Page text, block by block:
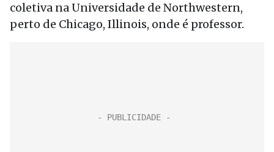
coletiva na Universidade de Northwestern,
perto de Chicago, Illinois, onde é professor.